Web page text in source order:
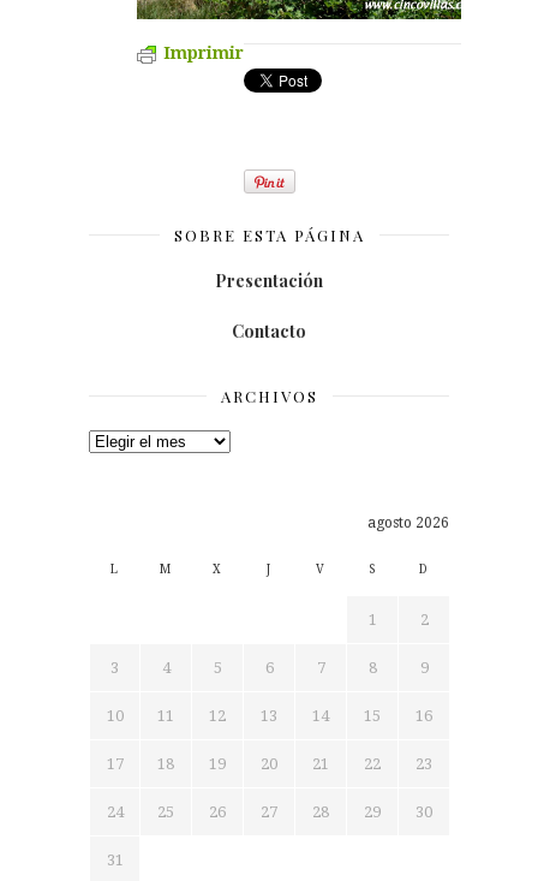
Imprimir
SOBRE ESTA PÁGINA
Presentación
Contacto
ARCHIVOS
Archivos
agosto 2026
L M X J V S D
1 2
3 4 5 6 7 8 9
10 11 12 13 14 15 16
17 18 19 20 21 22 23
24 25 26 27 28 29 30
31